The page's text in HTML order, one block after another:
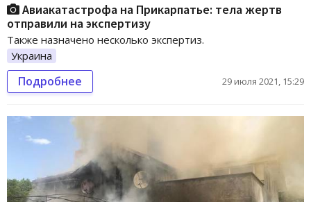
Авиакатастрофа на Прикарпатье: тела жертв
отправили на экспертизу
Также назначено несколько экспертиз.
Украина
Подробнее 29 июля 2021, 15:29